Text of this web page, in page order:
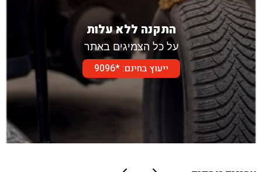
התקנה ללא עלות
על כל הצמיגים באתר
ייעוץ בחינם: *9096